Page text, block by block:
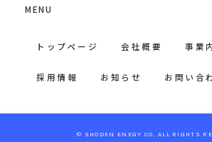
MENU
トップページ 会社概要 事業
採用情報 お知らせ お問い合
© SHODEN ENEGY CO, ALL RIGHTS